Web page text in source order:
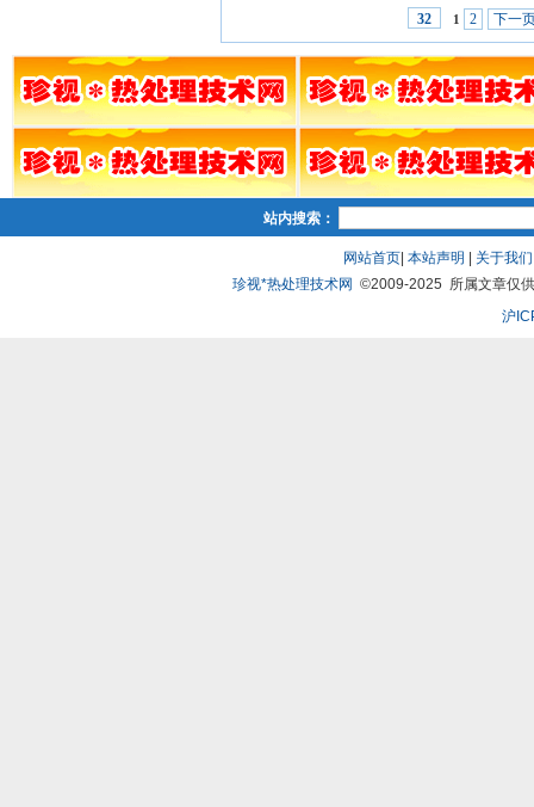
32 1 2 下一
站内搜索：
网站首页| 本站声明 关于我们
珍视*热处理技术网 ©2009-2025 所属文章仅
沪